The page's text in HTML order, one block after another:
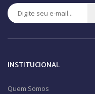
INSTITUCIONAL
Quem Somos